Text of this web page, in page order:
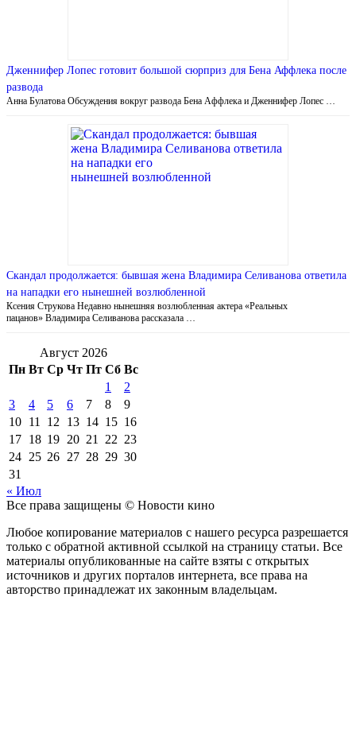
Дженнифер Лопес готовит большой сюрприз для Бена Аффлека после
развода
Анна Булатова Обсуждения вокруг развода Бена Аффлека и Дженнифер Лопес …
Скандал продолжается: бывшая жена Владимира Селиванова ответила
на нападки его нынешней возлюбленной
Ксения Струкова Недавно нынешняя возлюбленная актера «Реальных
пацанов» Владимира Селиванова рассказала …
Август 2026
Пн Вт Ср Чт Пт Сб Вс
1
2
3
4 5 6 7 8
9
10 11 12 13 14 15 16
17 18 19 20 21 22 23
24 25 26 27 28 29 30
31
« Июл
Все права защищены © Новости кино
Любое копирование материалов с нашего ресурса разрешается
только с обратной активной ссылкой на страницу статьи. Все
материалы опубликованные на сайте взяты с открытых
источников и других порталов интернета, все права на
авторство принадлежат их законным владельцам.